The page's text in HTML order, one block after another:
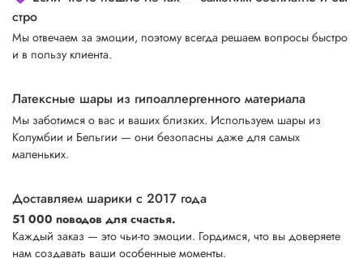
стро
Мы отвечаем за эмоции, поэтому всегда решаем вопросы быстро
и в пользу клиента.
Латексные шары из гипоаллергенного материала
Мы заботимся о вас и ваших близких. Используем шары из
Колумбии и Бельгии — они безопасны даже для самых
маленьких.
Доставляем шарики с 2017 года
51 000 поводов для счастья.
Каждый заказ — это чьи-то эмоции. Гордимся, что вы доверяете
нам создавать ваши особенные моменты.